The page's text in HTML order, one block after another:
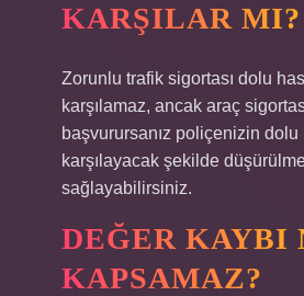
KARŞILAR MI?
Zorunlu trafik sigortası dolu
karşılamaz, ancak araç
başvurursanız poliçenizin dolu
karşılayacak şekilde
sağlayabilirsiniz.
DEĞER KAYBI
KAPSAMAZ?